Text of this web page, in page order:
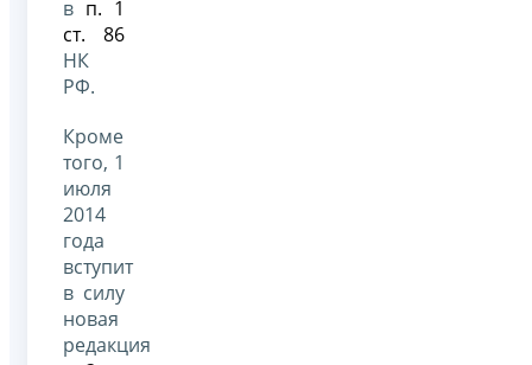
в п. 1
ст. 86
НК
РФ.
Кроме
того, 1
июля
2014
года
вступит
в силу
новая
редакция